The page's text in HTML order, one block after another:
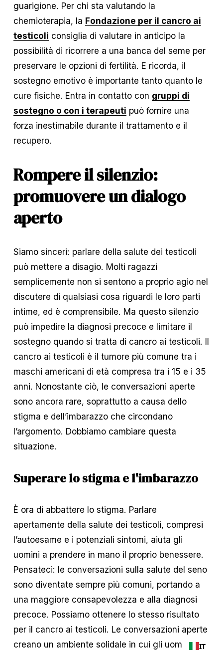
guarigione. Per chi sta valutando la
chemioterapia, la Fondazione per il cancro ai
testicoli consiglia di valutare in anticipo la
possibilità di ricorrere a una banca del seme per
preservare le opzioni di fertilità. E ricorda, il
sostegno emotivo è importante tanto quanto le
cure fisiche. Entra in contatto con gruppi di
sostegno o con i terapeuti può fornire una
forza inestimabile durante il trattamento e il
recupero.
Rompere il silenzio:
promuovere un dialogo
aperto
Siamo sinceri: parlare della salute dei testicoli
può mettere a disagio. Molti ragazzi
semplicemente non si sentono a proprio agio nel
discutere di qualsiasi cosa riguardi le loro parti
intime, ed è comprensibile. Ma questo silenzio
può impedire la diagnosi precoce e limitare il
sostegno quando si tratta di cancro ai testicoli. Il
cancro ai testicoli è il tumore più comune tra i
maschi americani di età compresa tra i 15 e i 35
anni. Nonostante ciò, le conversazioni aperte
sono ancora rare, soprattutto a causa dello
stigma e dell’imbarazzo che circondano
l’argomento. Dobbiamo cambiare questa
situazione.
Superare lo stigma e l'imbarazzo
È ora di abbattere lo stigma. Parlare
apertamente della salute dei testicoli, compresi
l’autoesame e i potenziali sintomi, aiuta gli
uomini a prendere in mano il proprio benessere.
Pensateci: le conversazioni sulla salute del seno
sono diventate sempre più comuni, portando a
una maggiore consapevolezza e alla diagnosi
precoce. Possiamo ottenere lo stesso risultato
per il cancro ai testicoli. Le conversazioni aperte
creano un ambiente solidale in cui gli uomini si IT